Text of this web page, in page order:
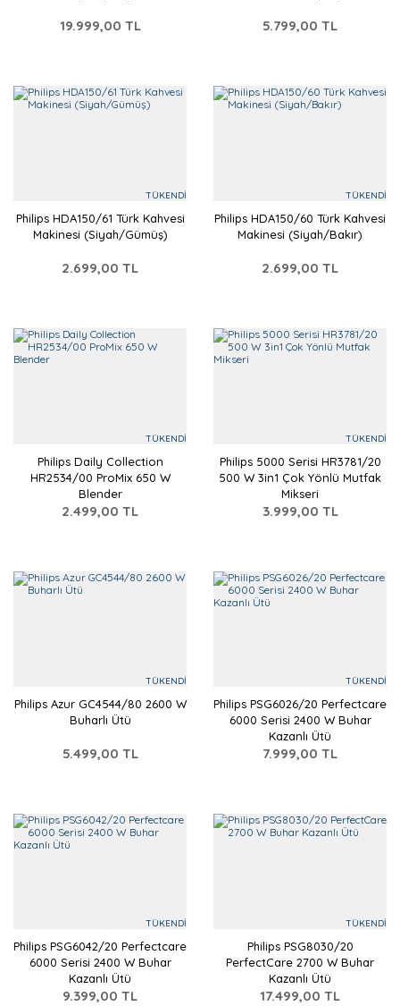
19.999,00 TL 5.799,00 TL
TÜKENDİ
Philips HDA150/61 Türk Kahvesi
Makinesi (Siyah/Gümüş)
2.699,00 TL
TÜKENDİ
Philips HDA150/60 Türk Kahvesi
Makinesi (Siyah/Bakır)
2.699,00 TL
TÜKENDİ
Philips Daily Collection
HR2534/00 ProMix 650 W
Blender
2.499,00 TL
TÜKENDİ
Philips 5000 Serisi HR3781/20
500 W 3in1 Çok Yönlü Mutfak
Mikseri
3.999,00 TL
TÜKENDİ
Philips Azur GC4544/80 2600 W
Buharlı Ütü
5.499,00 TL
TÜKENDİ
Philips PSG6026/20 Perfectcare
6000 Serisi 2400 W Buhar
Kazanlı Ütü
7.999,00 TL
TÜKENDİ
Philips PSG6042/20 Perfectcare
6000 Serisi 2400 W Buhar
Kazanlı Ütü
9.399,00 TL
TÜKENDİ
Philips PSG8030/20
PerfectCare 2700 W Buhar
Kazanlı Ütü
17.499,00 TL